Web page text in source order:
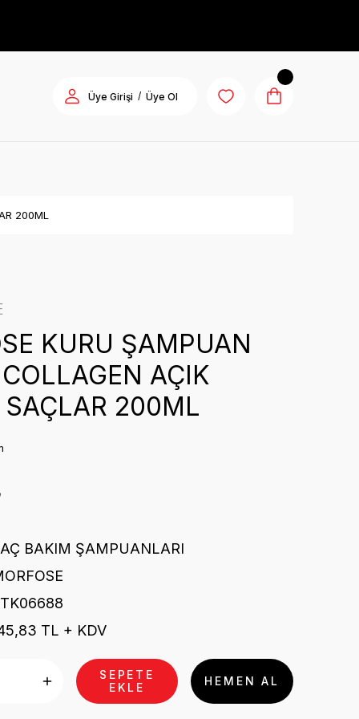
Üye Girişi / Üye Ol
200ML
KURU ŞAMPUAN
AÇIK
SAÇLAR 200ML
BAKIM ŞAMPUANLARI
TL + KDV
SEPETE
EKLE
HEMEN AL